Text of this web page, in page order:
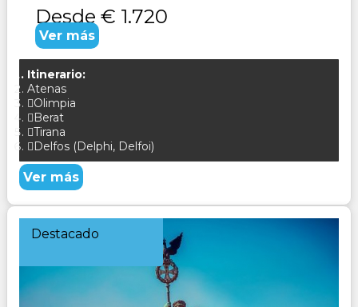
Desde € 1.720
Ver más
Itinerario:
Atenas
Olimpia
Berat
Tirana
Delfos (Delphi, Delfoi)
Ver más
Destacado